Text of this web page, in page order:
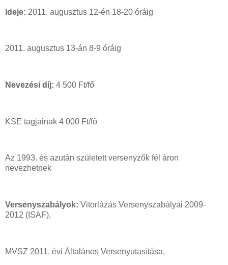
Ideje: 2011. augusztus 12-én 18-20 óráig
2011. augusztus 13-án 8-9 óráig
Nevezési díj: 4 500 Ft/fő
KSE tagjainak 4 000 Ft/fő
Az 1993. és azután született versenyzők fél áron
nevezhetnek
Versenyszabályok: Vitorlázás Versenyszabályai 2009-
2012 (ISAF),
MVSZ 2011. évi Általános Versenyutasítása,